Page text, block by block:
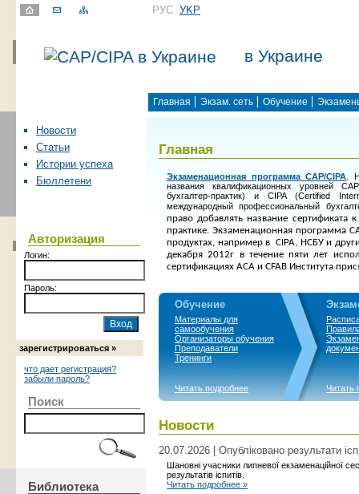
РУС УKР
в Украине
Главная Экзам. сеть Обучение
Новости
Статьи
Истории успеха
Бюллетени
Авторизация
Логин:
Пароль:
зарегистрироваться »
что дает регистрация?
забыли пароль?
Поиск
Библиотека
Главная
Экзаменационная программа САР/СІРА .
названия квалификационных уровней
бухгалтер-практик) и СIPA (Certified
международный профессиональный
право добавлять название сертификата
практике. Экзаменационная программа
продуктах, например в CIPA, НСБУ и
декабря 2012г в течение пяти лет
сертификациях АСА и CFAB Института
Обучение
Материалы для
самообучения
Организаторы обучения
Преподаватели
Тренинги
Читать подробнее Читать
Новости
20.07.2026 | Опубліковано результати
Шановні учасники липневої екзаменаційної
результатів іспитів.
Читать подробнее »